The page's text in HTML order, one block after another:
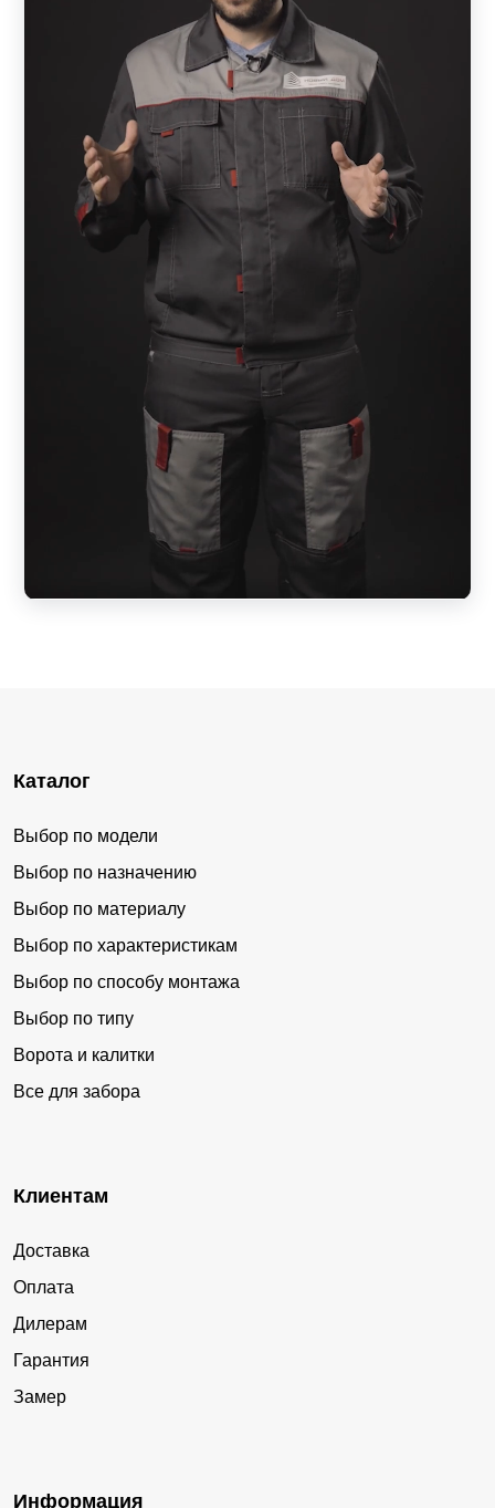
Каталог
Выбор по модели
Выбор по назначению
Выбор по материалу
Выбор по характеристикам
Выбор по способу монтажа
Выбор по типу
Ворота и калитки
Все для забора
Клиентам
Доставка
Оплата
Дилерам
Гарантия
Замер
Информация